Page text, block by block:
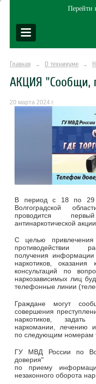
Перейти
Главная → О техникуме →
АКЦИЯ "Сообщи,
20 марта 2024 г.
В период с 18 по 29
Волгоградской
проводится
антинаркотической
С целью
противодействии
получения
наркотиков,
консультаций по
наркозависимых лиц
телефонные линии
Граждане могут
совершения
наркотиков,
наркомании, лечению
по следующим номерам
ГУ МВД России по
доверия"
по приему
незаконного оборота